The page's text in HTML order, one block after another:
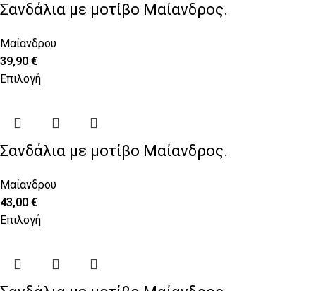
Σανδάλια με μοτίβο Μαίανδρος.
Μαίανδρου
39,90 €
Επιλογή
Σανδάλια με μοτίβο Μαίανδρος.
Μαίανδρου
43,00 €
Επιλογή